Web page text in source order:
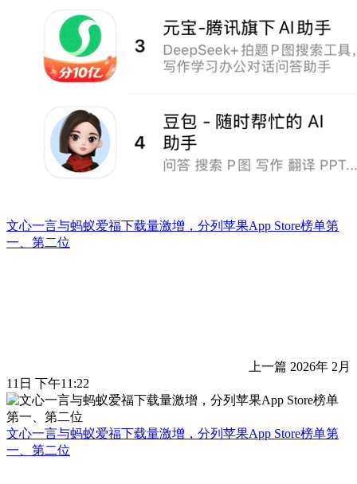
文心一言与蚂蚁爱福下载量激增，分列苹果App Store榜单第
一、第二位
上一篇 2026年 2月
11日 下午11:22
文心一言与蚂蚁爱福下载量激增，分列苹果App Store榜单第
一、第二位